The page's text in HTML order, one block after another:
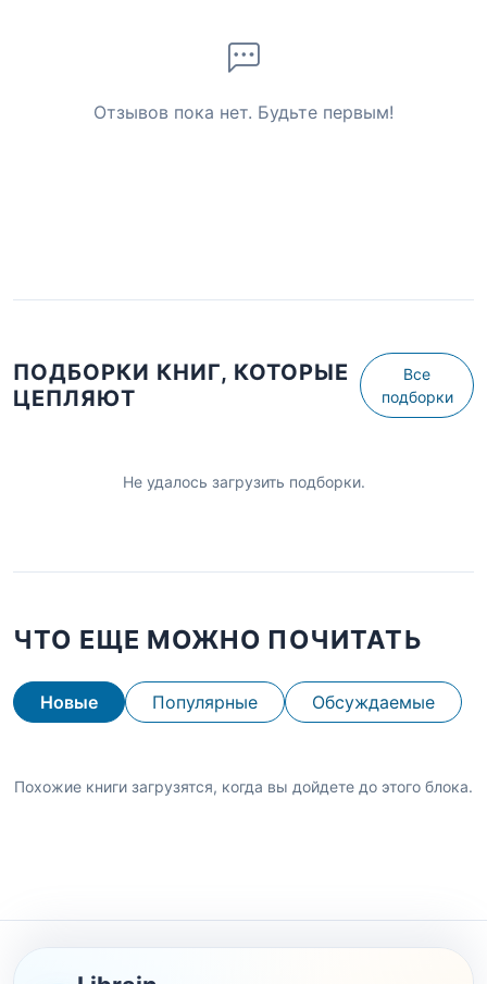
Отзывов пока нет. Будьте первым!
ПОДБОРКИ КНИГ, КОТОРЫЕ
ЦЕПЛЯЮТ
Все
подборки
Не удалось загрузить подборки.
ЧТО ЕЩЕ МОЖНО ПОЧИТАТЬ
Новые Популярные Обсуждаемые
Похожие книги загрузятся, когда вы дойдете до этого блока.